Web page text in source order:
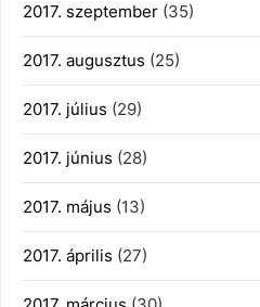
2017. szeptember (35)
2017. augusztus (25)
2017. július (29)
2017. június (28)
2017. május (13)
2017. április (27)